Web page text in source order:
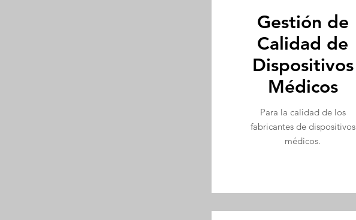
Gestión de
Calidad de
Dispositivos
Médicos
Para la calidad de los
fabricantes de dispositivos
médicos.